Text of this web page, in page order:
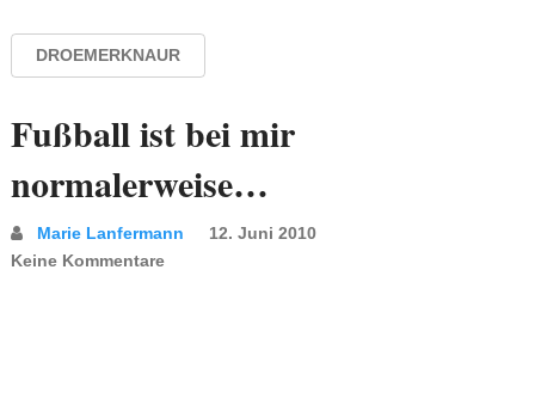
DROEMERKNAUR
Fußball ist bei mir
normalerweise…
Marie Lanfermann
12. Juni 2010
Keine Kommentare